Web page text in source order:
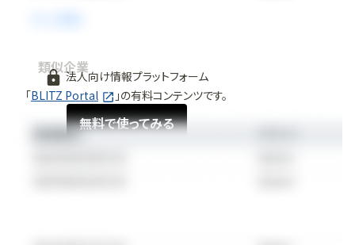
法人向け情報プラットフォーム
「BLITZ Portal 」の有料コンテンツです。
無料で使ってみる
類似企業